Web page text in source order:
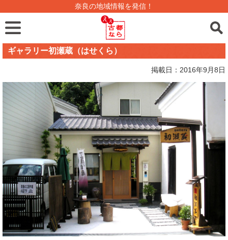
奈良の地域情報を発信！
ギャラリー初瀬蔵（はせくら）
掲載日：2016年9月8日